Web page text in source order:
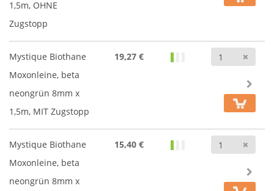
1,5m, OHNE
Zugstopp
Mystique Biothane
Moxonleine, beta
neongrün 8mm x
1,5m, MIT Zugstopp
19,27 €
Mystique Biothane
Moxonleine, beta
neongrün 8mm x
15,40 €